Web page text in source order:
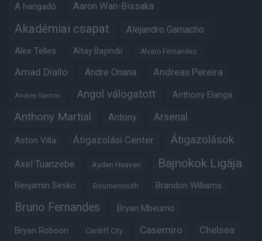
A hangadó Aaron Wan-Bissaka
Akadémiai csapat Alejandro Garnacho
Alex Telles Altay Bayindir Alvaro Fernandez
Amad Diallo Andre Onana Andreas Pereira
Andrey Santos Angol válogatott Anthony Elanga
Anthony Martial Antony Arsenal
Aston Villa Átigazolási Center Átigazolások
Axel Tuanzebe Ayden Heaven Bajnokok Ligája
Benjamin Sesko Bournemouth Brandon Williams
Bruno Fernandes Bryan Mbeumo
Bryan Robson Cardiff City Casemiro Chelsea